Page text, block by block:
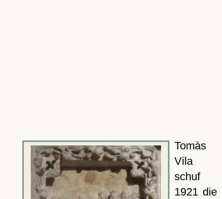
Tomàs
Vila
schuf
1921 die